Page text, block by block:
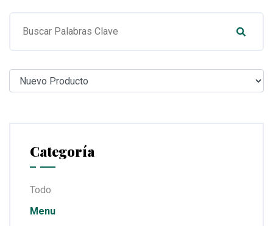
Categoría
Todo
Menu